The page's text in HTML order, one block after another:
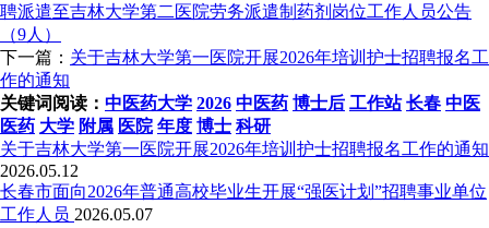
聘派遣至吉林大学第二医院劳务派遣制药剂岗位工作人员公告
（9人）
下一篇： 关于吉林大学第一医院开展2026年培训护士招聘报名工
作的通知
关键词阅读： 中医药大学 2026 中医药 博士后 工作站 长春 中医
医药 大学 附属 医院 年度 博士 科研
关于吉林大学第一医院开展2026年培训护士招聘报名工作的通知
2026.05.12
长春市面向2026年普通高校毕业生开展“强医计划”招聘事业单位
工作人员 2026.05.07